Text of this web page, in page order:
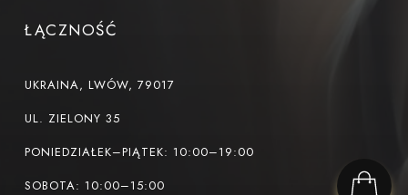
ŁĄCZNOŚĆ
UKRAINA, LWÓW, 79017
UL. ZIELONY 35
PONIEDZIAŁEK–PIĄTEK: 10:00–19:00
SOBOTA: 10:00–15:00